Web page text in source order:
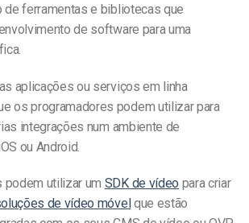
de ferramentas e bibliotecas que
de software para uma
aplicações ou serviços em linha
os programadores podem utilizar para
integrações num ambiente de
ou Android.
podem utilizar um SDK de vídeo para criar
de vídeo móvel que estão